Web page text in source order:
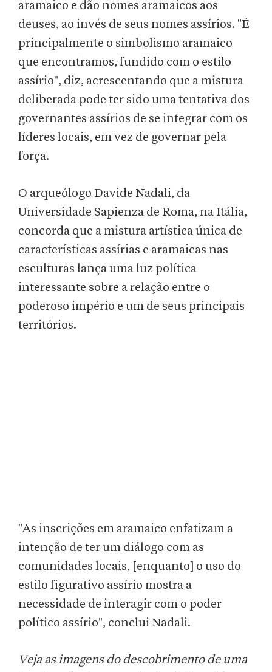
aramaico e dão nomes aramaicos aos
deuses, ao invés de seus nomes assírios. "É
principalmente o simbolismo aramaico
que encontramos, fundido com o estilo
assírio", diz, acrescentando que a mistura
deliberada pode ter sido uma tentativa dos
governantes assírios de se integrar com os
líderes locais, em vez de governar pela
força.
O arqueólogo Davide Nadali, da
Universidade Sapienza de Roma, na Itália,
concorda que a mistura artística única de
características assírias e aramaicas nas
esculturas lança uma luz política
interessante sobre a relação entre o
poderoso império e um de seus principais
territórios.
"As inscrições em aramaico enfatizam a
intenção de ter um diálogo com as
comunidades locais, [enquanto] o uso do
estilo figurativo assírio mostra a
necessidade de interagir com o poder
político assírio", conclui Nadali.
Veja as imagens do descobrimento de uma